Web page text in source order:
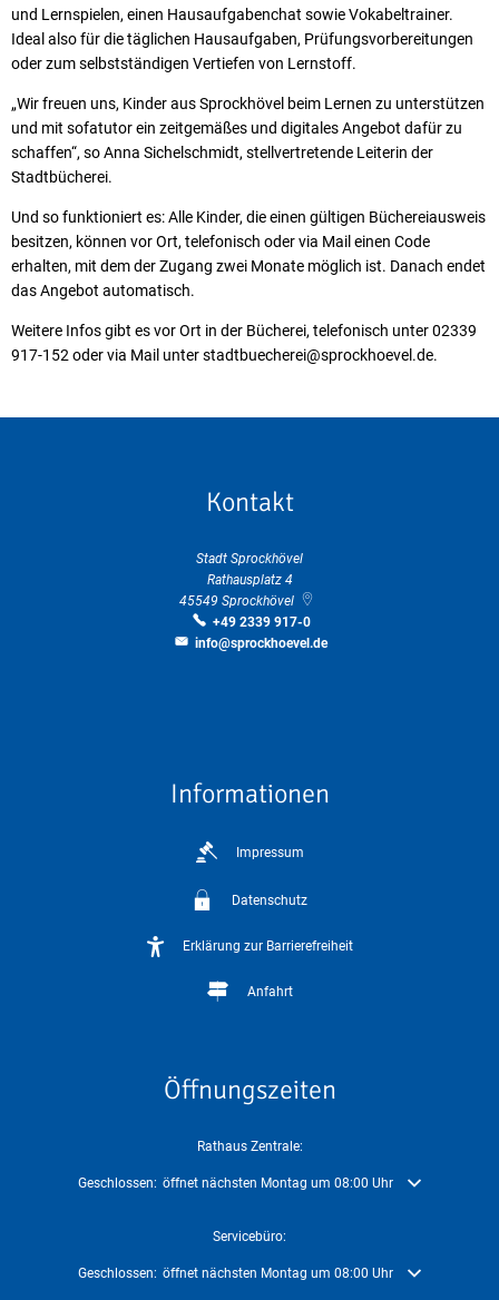
und Lernspielen, einen Hausaufgabenchat sowie Vokabeltrainer.
Ideal also für die täglichen Hausaufgaben, Prüfungsvorbereitungen
oder zum selbstständigen Vertiefen von Lernstoff.
„Wir freuen uns, Kinder aus Sprockhövel beim Lernen zu unterstützen
und mit sofatutor ein zeitgemäßes und digitales Angebot dafür zu
schaffen“, so Anna Sichelschmidt, stellvertretende Leiterin der
Stadtbücherei.
Und so funktioniert es: Alle Kinder, die einen gültigen Büchereiausweis
besitzen, können vor Ort, telefonisch oder via Mail einen Code
erhalten, mit dem der Zugang zwei Monate möglich ist. Danach endet
das Angebot automatisch.
Weitere Infos gibt es vor Ort in der Bücherei, telefonisch unter 02339
917-152 oder via Mail unter stadtbuecherei@sprockhoevel.de.
Kontakt
Stadt Sprockhövel
Rathausplatz 4
45549 Sprockhövel
+49 2339 917-0
info@sprockhoevel.de
Informationen
Impressum
Datenschutz
Erklärung zur Barrierefreiheit
Anfahrt
Öffnungszeiten
Rathaus Zentrale:
Klicken, um weitere Öffnungs- oder Schließzeiten auszublenden
Geschlossen: öffnet nächsten Montag um 08:00 Uhr
Servicebüro:
Klicken, um weitere Öffnungs- oder Schließzeiten auszublenden
Geschlossen: öffnet nächsten Montag um 08:00 Uhr